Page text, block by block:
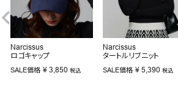
Narcissus
ロゴキャップ
SALE価格 ¥ 3,850 税込
Narcissus
タートルリブニット
SALE価格 ¥ 5,390 税込